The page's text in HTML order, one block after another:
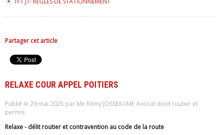
Partager cet article
RELAXE COUR APPEL POITIERS
Publié le 29 mai 2025 par Me Rémy JOSSEAUME Avocat droit routier et
permis
Relaxe - délit routier et contravention au code de la route